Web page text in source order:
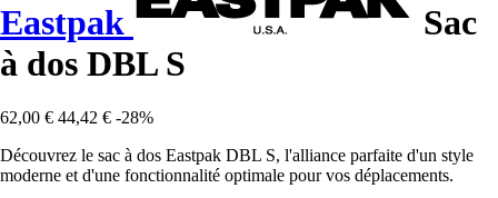
Eastpak
Sac
à dos DBL S
62,00 € 44,42 € -28%
Découvrez le sac à dos Eastpak DBL S, l'alliance parfaite d'un style
moderne et d'une fonctionnalité optimale pour vos déplacements.